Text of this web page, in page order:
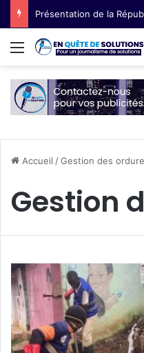
Menu
Accueil /Gestion des
Gestion